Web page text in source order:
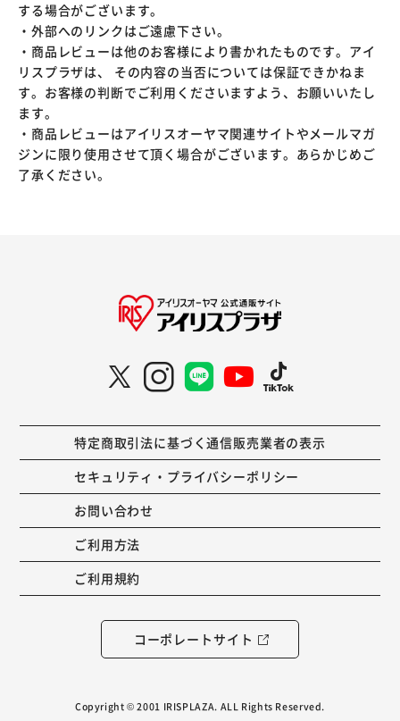
する場合がございます。
・外部へのリンクはご遠慮下さい。
・商品レビューは他のお客様により書かれたものです。アイ
リスプラザは、 その内容の当否については保証できかねま
す。お客様の判断でご利用くださいますよう、お願いいたし
ます。
・商品レビューはアイリスオーヤマ関連サイトやメールマガ
ジンに限り使用させて頂く場合がございます。あらかじめご
了承ください。
特定商取引法に基づく通信販売業者の表示
セキュリティ・プライバシーポリシー
お問い合わせ
ご利用方法
ご利用規約
コーポレートサイト
Copyright © 2001 IRISPLAZA. ALL Rights Reserved.